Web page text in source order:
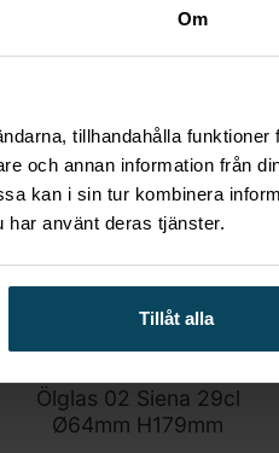
Om
tillhandahålla funktioner
och annan information från
kan i sin tur kombinera
har använt deras tjänster.
Tillåt alla
(Exkl. moms)
Ölglas 02 Siena 29cl
Ø64mm H179mm